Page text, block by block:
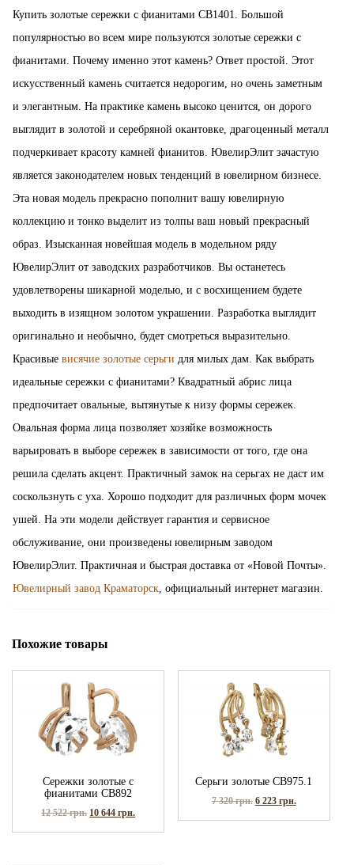
Купить золотые сережки с фианитами СВ1401. Большой
популярностью во всем мире пользуются золотые сережки с
фианитами. Почему именно этот камень? Ответ простой. Этот
искусственный камень считается недорогим, но очень заметным
и элегантным. На практике камень высоко ценится, он дорого
выглядит в золотой и серебряной окантовке, драгоценный металл
подчеркивает красоту камней фианитов. ЮвелирЭлит зачастую
является законодателем новых тенденций в ювелирном бизнесе.
Эта новая модель прекрасно пополнит вашу ювелирную
коллекцию и тонко выделит из толпы ваш новый прекрасный
образ. Изысканная новейшая модель в модельном ряду
ЮвелирЭлит от заводских разработчиков. Вы останетесь
удовлетворены шикарной моделью, и с восхищением будете
выходить в изящном золотом украшении. Разработка выглядит
оригинально и необычно, будет смотреться выразительно.
Красивые висячие золотые серьги для милых дам. Как выбрать
идеальные сережки с фианитами? Квадратный абрис лица
предпочитает овальные, вытянутые к низу формы сережек.
Овальная форма лица позволяет хозяйке возможность
варьировать в выборе сережек в зависимости от того, где она
решила сделать акцент. Практичный замок на серьгах не даст им
соскользнуть с уха. Хорошо подходит для различных форм мочек
ушей. На эти модели действует гарантия и сервисное
обслуживание, они произведены ювелирным заводом
ЮвелирЭлит. Практичная и быстрая доставка от «Новой Почты».
Ювелирный завод Краматорск , официальный интернет магазин.
Похожие товары
Сережки золотые с
фианитами СВ892
12 522грн. 10 644грн.
Серьги золотые СВ975.1
7 320грн. 6 223 грн.